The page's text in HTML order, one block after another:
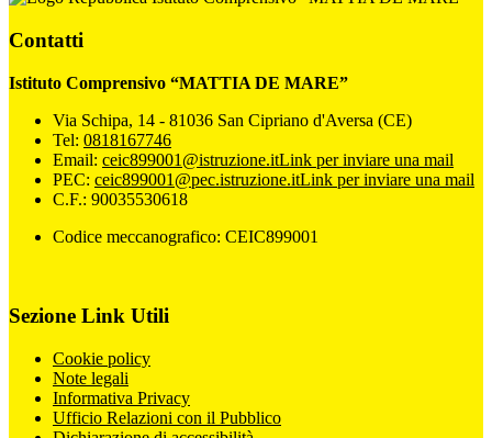
Contatti
Istituto Comprensivo “MATTIA DE MARE”
Via Schipa, 14 - 81036 San Cipriano d'Aversa (CE)
Tel: 0818167746
Email: ceic899001@istruzione.itLink per inviare una mail
PEC: ceic899001@pec.istruzione.itLink per inviare una mail
C.F.: 90035530618
Codice meccanografico: CEIC899001
Sezione Link Utili
Cookie policy
Note legali
Informativa Privacy
Ufficio Relazioni con il Pubblico